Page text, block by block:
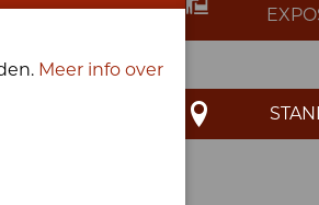
Meer info over